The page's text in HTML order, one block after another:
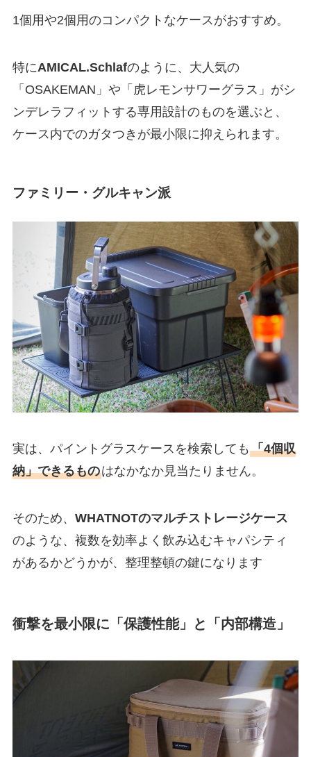
1個用や2個用のコンパクトなケースがおすすめ。
特にAMICAL.Schlafのように、大人気の
「OSAKEMAN」や「虎レモンサワーグラス」がシ
ンデレラフィットする専用設計のものを選ぶと、
ケース内でのガタつきが最小限に抑えられます。
ファミリー・グルキャン派
実は、パイントグラスケースを検索しても 「4個収
納」できるものはなかなか見当たりません。
そのため、 WHATNOTのマルチストレージケース
のような、複数を効率よく飲み込むキャパシティ
があるかどうかが、整理整頓の鍵になります
衝撃を最小限に「保護性能」と「内部構造」